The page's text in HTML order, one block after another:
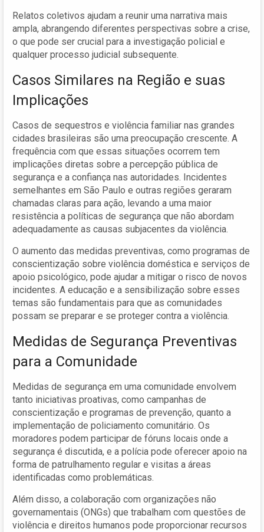
Relatos coletivos ajudam a reunir uma narrativa mais
ampla, abrangendo diferentes perspectivas sobre a crise,
o que pode ser crucial para a investigação policial e
qualquer processo judicial subsequente.
Casos Similares na Região e suas
Implicações
Casos de sequestros e violência familiar nas grandes
cidades brasileiras são uma preocupação crescente. A
frequência com que essas situações ocorrem tem
implicações diretas sobre a percepção pública de
segurança e a confiança nas autoridades. Incidentes
semelhantes em São Paulo e outras regiões geraram
chamadas claras para ação, levando a uma maior
resistência a políticas de segurança que não abordam
adequadamente as causas subjacentes da violência.
O aumento das medidas preventivas, como programas de
conscientização sobre violência doméstica e serviços de
apoio psicológico, pode ajudar a mitigar o risco de novos
incidentes. A educação e a sensibilização sobre esses
temas são fundamentais para que as comunidades
possam se preparar e se proteger contra a violência.
Medidas de Segurança Preventivas
para a Comunidade
Medidas de segurança em uma comunidade envolvem
tanto iniciativas proativas, como campanhas de
conscientização e programas de prevenção, quanto a
implementação de policiamento comunitário. Os
moradores podem participar de fóruns locais onde a
segurança é discutida, e a polícia pode oferecer apoio na
forma de patrulhamento regular e visitas a áreas
identificadas como problemáticas.
Além disso, a colaboração com organizações não
governamentais (ONGs) que trabalham com questões de
violência e direitos humanos pode proporcionar recursos